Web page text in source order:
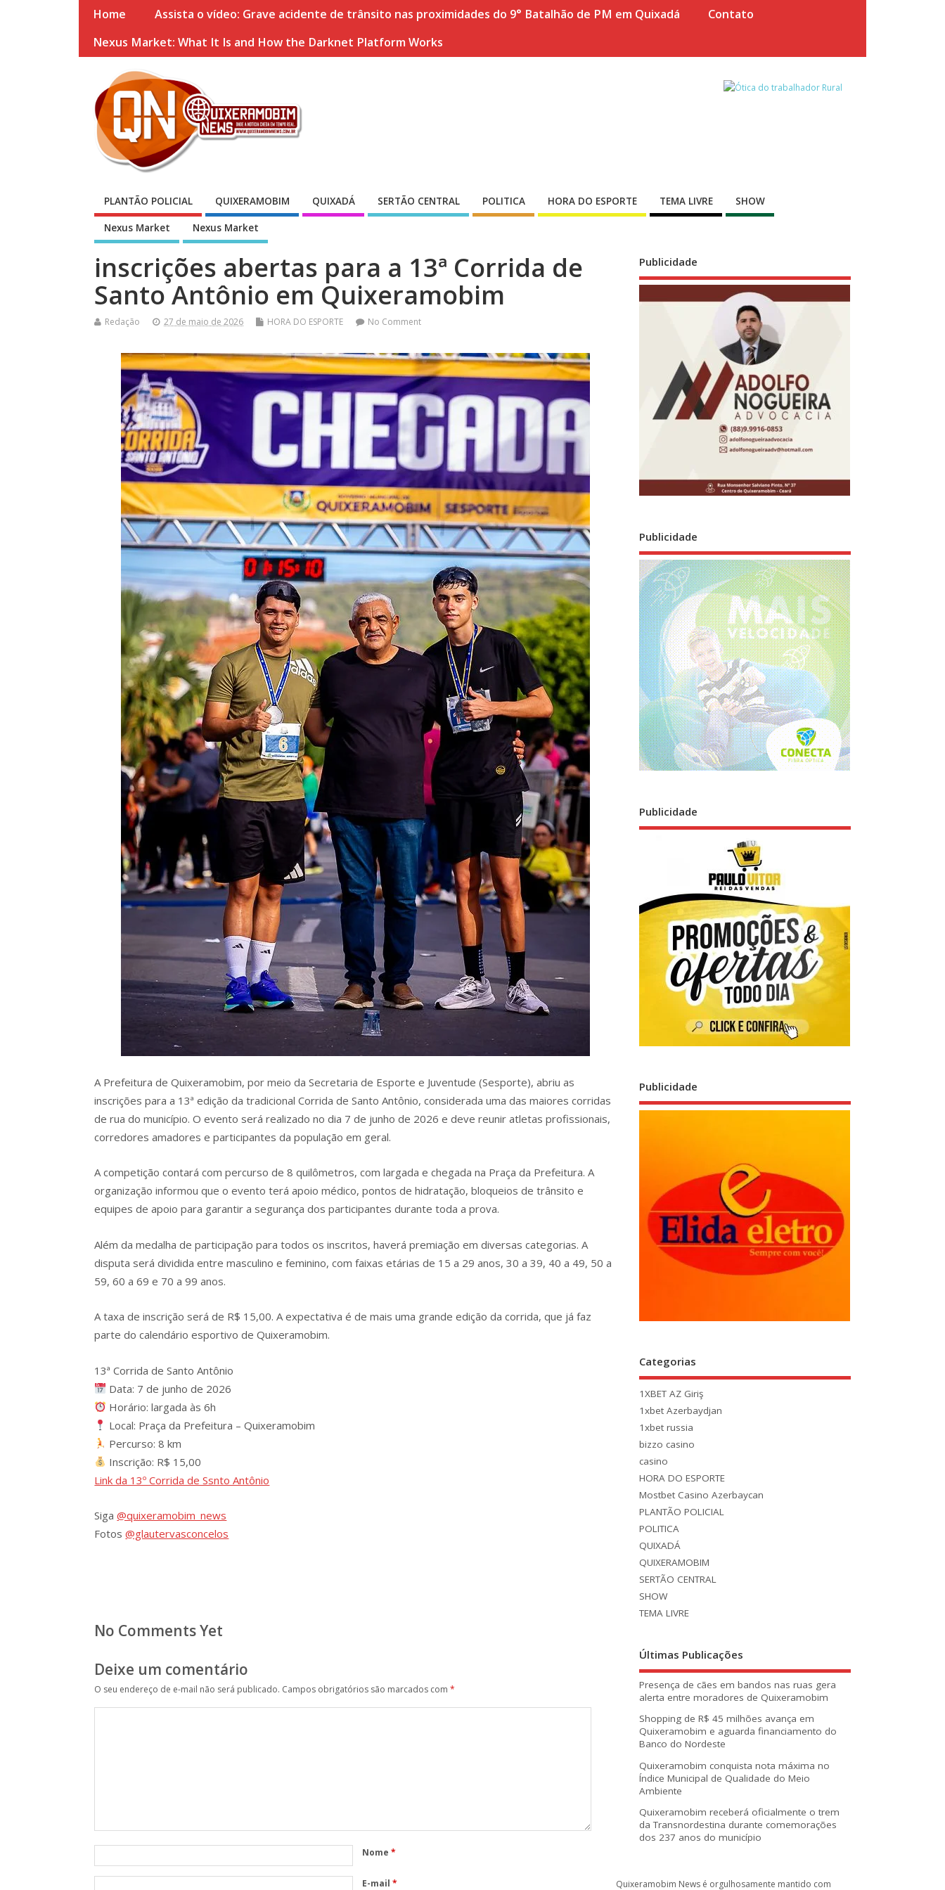
Home Assista o vídeo: Grave acidente de trânsito nas proximidades do 9° Batalhão de PM em Quixadá
Contato
Nexus Market: What It Is and How the Darknet Platform Works
PLANTÃO POLICIAL QUIXERAMOBIM QUIXADÁ SERTÃO CENTRAL POLITICA HORA DO ESPORTE TEMA LIVRE SHOW
Nexus Market Nexus Market
inscrições abertas para a 13ª Corrida de
Santo Antônio em Quixeramobim
Redação 27 de maio de 2026 HORA DO ESPORTE No Comment
A Prefeitura de Quixeramobim, por meio da Secretaria de Esporte e Juventude (Sesporte), abriu as
inscrições para a 13ª edição da tradicional Corrida de Santo Antônio, considerada uma das maiores corridas
de rua do município. O evento será realizado no dia 7 de junho de 2026 e deve reunir atletas profissionais,
corredores amadores e participantes da população em geral.
A competição contará com percurso de 8 quilômetros, com largada e chegada na Praça da Prefeitura. A
organização informou que o evento terá apoio médico, pontos de hidratação, bloqueios de trânsito e
equipes de apoio para garantir a segurança dos participantes durante toda a prova.
Além da medalha de participação para todos os inscritos, haverá premiação em diversas categorias. A
disputa será dividida entre masculino e feminino, com faixas etárias de 15 a 29 anos, 30 a 39, 40 a 49, 50 a
59, 60 a 69 e 70 a 99 anos.
A taxa de inscrição será de R$ 15,00. A expectativa é de mais uma grande edição da corrida, que já faz
parte do calendário esportivo de Quixeramobim.
13ª Corrida de Santo Antônio
Data: 7 de junho de 2026
Horário: largada às 6h
Local: Praça da Prefeitura – Quixeramobim
Percurso: 8 km
Inscrição: R$ 15,00
Link da 13º Corrida de Ssnto Antônio
Siga@quixeramobim_news
Fotos@glautervasconcelos
No Comments Yet
Deixe um comentário
O seu endereço de e-mail não será publicado. Campos obrigatórios são marcados com*
Nome*
E-mail*
Publicidade
Publicidade
Publicidade
Publicidade
Categorias
1XBET AZ Giriş
1xbet Azerbaydjan
1xbet russia
bizzo casino
casino
HORA DO ESPORTE
Mostbet Casino Azerbaycan
PLANTÃO POLICIAL
POLITICA
QUIXADÁ
QUIXERAMOBIM
SERTÃO CENTRAL
SHOW
TEMA LIVRE
Últimas Publicações
Presença de cães em bandos nas ruas gera
alerta entre moradores de Quixeramobim
Shopping de R$ 45 milhões avança em
Quixeramobim e aguarda financiamento do
Banco do Nordeste
Quixeramobim conquista nota máxima no
Índice Municipal de Qualidade do Meio
Ambiente
Quixeramobim receberá oficialmente o trem
da Transnordestina durante comemorações
dos 237 anos do município
Quixeramobim News é orgulhosamente mantido com